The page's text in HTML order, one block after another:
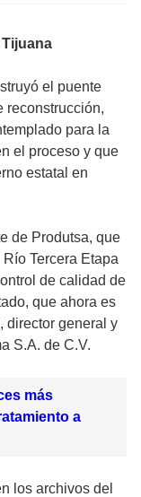
el puente
reconstrucción,
para la
el proceso y que
estatal en
de Produtsa, que
Tercera Etapa
de calidad de
que ahora es
director general y
S.A. de C.V.
más
a
los archivos del